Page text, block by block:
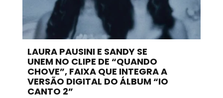
LAURA PAUSINI E SANDY SE
UNEM NO CLIPE DE “QUANDO
CHOVE”, FAIXA QUE INTEGRA A
VERSÃO DIGITAL DO ÁLBUM “IO
CANTO 2”